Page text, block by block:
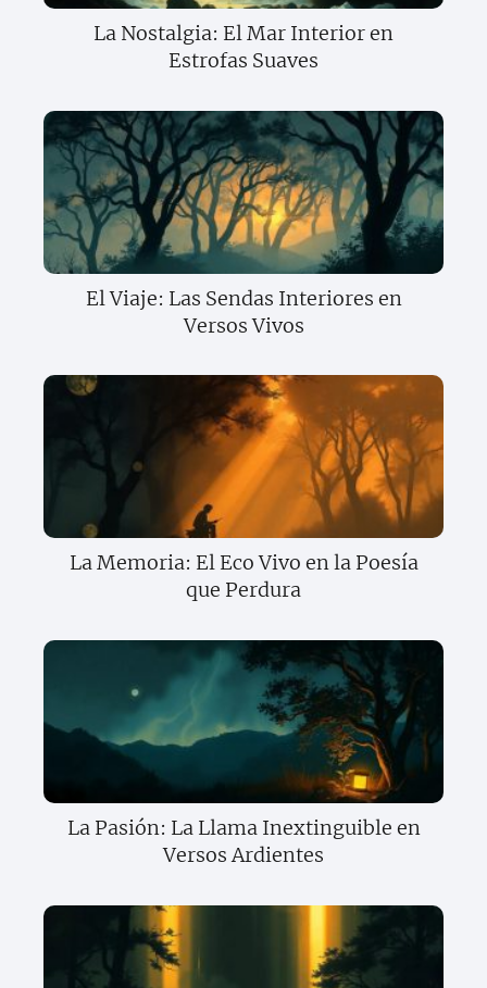
La Nostalgia: El Mar Interior en
Estrofas Suaves
El Viaje: Las Sendas Interiores en
Versos Vivos
La Memoria: El Eco Vivo en la Poesía
que Perdura
La Pasión: La Llama Inextinguible en
Versos Ardientes